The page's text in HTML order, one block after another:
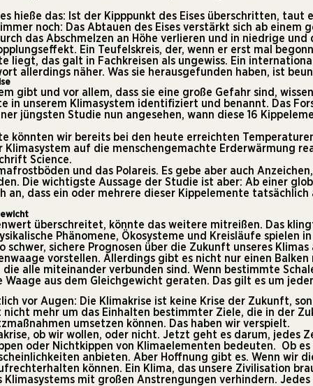
hieße das: Ist der Kipppunkt des Eises überschritten, taut
noch: Das Abtauen des Eises verstärkt sich ab einem
das Abschmelzen an Höhe verlieren und in niedrige
Ein Teufelskreis, der, wenn er erst mal
liegt, das galt in Fachkreisen als ungewiss. Ein
allerdings näher. Was sie herausgefunden haben, ist
gibt und vor allem, dass sie eine große Gefahr sind,
in unserem Klimasystem identifiziert und benannt. Das
jüngsten Studie nun angesehen, wann diese 16
könnten wir bereits bei den heute erreichten
auf die menschengemachte Erderwärmung
Science.
und das Polareis. Es gebe aber auch
Die wichtigste Aussage der Studie ist aber: Ab einer
dass ein oder mehrere dieser Kippelemente
überschreitet, könnte das weitere mitreißen. Das
Phänomene, Ökosysteme und Kreisläufe spielen
schwer, sichere Prognosen über die Zukunft unseres Klimas
vorstellen. Allerdings gibt es nicht nur einen
die alle miteinander verbunden sind. Wenn bestimmte
aus dem Gleichgewicht geraten. Das gilt es um
vor Augen: Die Klimakrise ist keine Krise der Zukunft,
mehr um das Einhalten bestimmter Ziele, die in der
umsetzen können. Das haben wir verspielt.
ob wir wollen, oder nicht. Jetzt geht es darum, jedes
oder Nichtkippen von Klimaelementen bedeuten. Ob
anbieten. Aber Hoffnung gibt es. Wenn wir
können. Ein Klima, das unsere Zivilisation
Klimasystems mit großen Anstrengungen verhindern.